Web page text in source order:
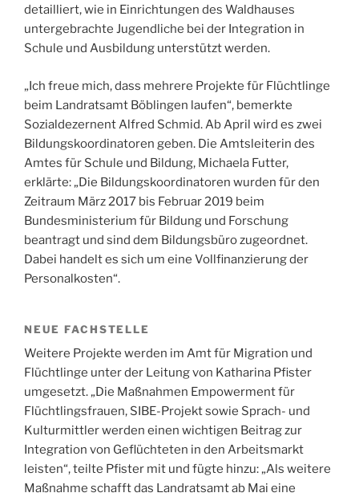
detailliert, wie in Einrichtungen des Waldhauses
untergebrachte Jugendliche bei der Integration in
Schule und Ausbildung unterstützt werden.
„Ich freue mich, dass mehrere Projekte für Flüchtlinge
beim Landratsamt Böblingen laufen“, bemerkte
Sozialdezernent Alfred Schmid. Ab April wird es zwei
Bildungskoordinatoren geben. Die Amtsleiterin des
Amtes für Schule und Bildung, Michaela Futter,
erklärte: „Die Bildungskoordinatoren wurden für den
Zeitraum März 2017 bis Februar 2019 beim
Bundesministerium für Bildung und Forschung
beantragt und sind dem Bildungsbüro zugeordnet.
Dabei handelt es sich um eine Vollfinanzierung der
Personalkosten“.
NEUE FACHSTELLE
Weitere Projekte werden im Amt für Migration und
Flüchtlinge unter der Leitung von Katharina Pfister
umgesetzt. „Die Maßnahmen Empowerment für
Flüchtlingsfrauen, SIBE-Projekt sowie Sprach- und
Kulturmittler werden einen wichtigen Beitrag zur
Integration von Geflüchteten in den Arbeitsmarkt
leisten“, teilte Pfister mit und fügte hinzu: „Als weitere
Maßnahme schafft das Landratsamt ab Mai eine